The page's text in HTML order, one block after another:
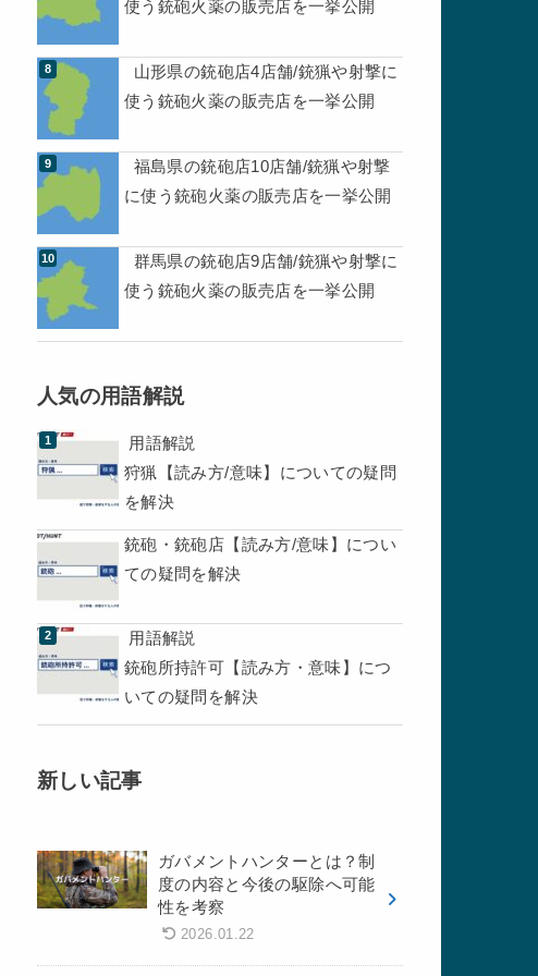
使う銃砲火薬の販売店を一挙公開
山形県の銃砲店4店舗/銃猟や射撃に
使う銃砲火薬の販売店を一挙公開
福島県の銃砲店10店舗/銃猟や射撃
に使う銃砲火薬の販売店を一挙公開
群馬県の銃砲店9店舗/銃猟や射撃に
使う銃砲火薬の販売店を一挙公開
人気の用語解説
用語解説
狩猟【読み方/意味】についての疑問
を解決
銃砲・銃砲店【読み方/意味】につい
ての疑問を解決
用語解説
銃砲所持許可【読み方・意味】につ
いての疑問を解決
新しい記事
ガバメントハンターとは？制
度の内容と今後の駆除へ可能
性を考察
2026.01.22